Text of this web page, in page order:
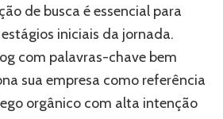
de busca é essencial para
iniciais da jornada.
com palavras-chave bem
sua empresa como referência
orgânico com alta intenção